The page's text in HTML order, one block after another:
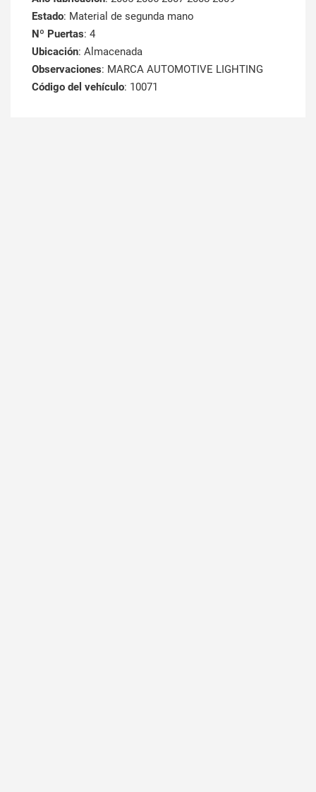
Estado: Material de segunda mano
Nº Puertas: 4
Ubicación: Almacenada
Observaciones: MARCA AUTOMOTIVE LIGHTING
Código del vehículo: 10071